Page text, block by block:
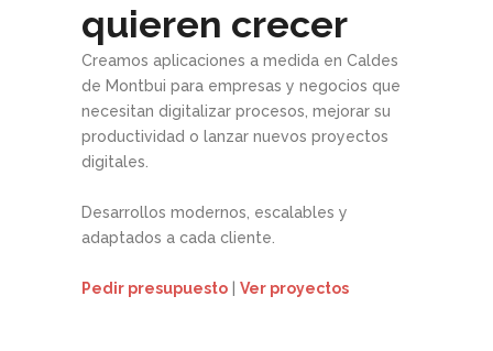
quieren crecer
Creamos aplicaciones a medida en Caldes
de Montbui para empresas y negocios que
necesitan digitalizar procesos, mejorar su
productividad o lanzar nuevos proyectos
digitales.
Desarrollos modernos, escalables y
adaptados a cada cliente.
Pedir presupuesto Ver proyectos